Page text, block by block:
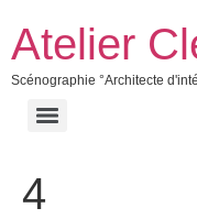
Atelier
Scénographie °Architecte
4